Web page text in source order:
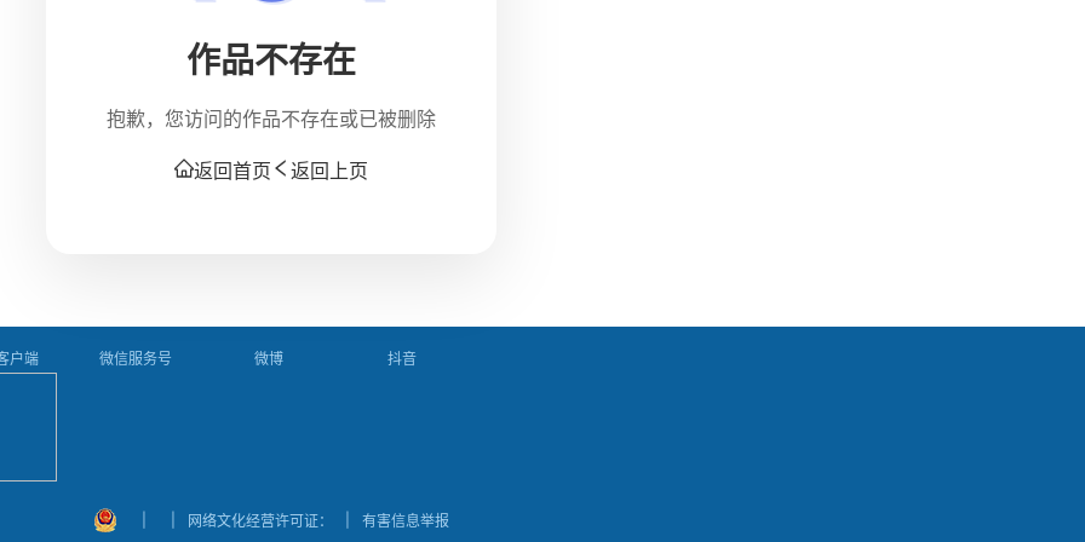
作品不存在
抱歉，您访问的作品不存在或已被删除
返回首页 返回上页
户端 微信服务号 微博 抖音
网络文化经营许可证： 有害信息举报